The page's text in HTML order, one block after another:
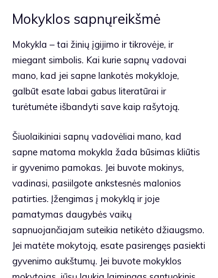
Mokyklos sapnųreikšmė
Mokykla – tai žinių įgijimo ir tikrovėje, ir
miegant simbolis. Kai kurie sapnų vadovai
mano, kad jei sapne lankotės mokykloje,
galbūt esate labai gabus literatūrai ir
turėtumėte išbandyti save kaip rašytoją.
Šiuolaikiniai sapnų vadovėliai mano, kad
sapne matoma mokykla žada būsimas kliūtis
ir gyvenimo pamokas. Jei buvote mokinys,
vadinasi, pasiilgote ankstesnės malonios
patirties. Įžengimas į mokyklą ir joje
pamatymas daugybės vaikų
sapnuojančiajam suteikia netikėto džiaugsmo.
Jei matėte mokytoją, esate pasirengęs pasiekti
gyvenimo aukštumų. Jei buvote mokyklos